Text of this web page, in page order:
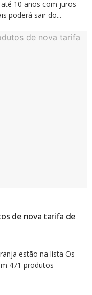
10 anos com juros
poderá sair do...
de nova tarifa de
estão na lista Os
471 produtos